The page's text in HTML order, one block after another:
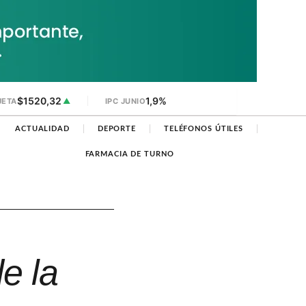
$1520,32 ▲ IPC JUNIO1,9%
ACTUALIDAD DEPORTE TELÉFONOS ÚTILES
FARMACIA DE TURNO
la